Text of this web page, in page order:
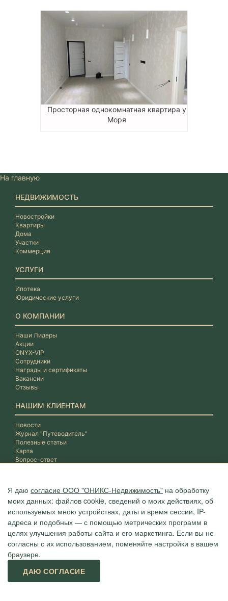
Просторная однокомнатная квартира у
Моря
Я даю согласие ООО "ОНИКС-Недвижимость" на обработку
моих данных: файлов cookie, сведений о моих действиях, об
используемых мною устройствах, даты и время сессии, IP-
адреса и подобных — с помощью метрических программ в
целях улучшения работы сайта и его маркетинга. Если вы не
согласны с их использованием, поменяйте настройки в вашем
браузере.
ДАЮ СОГЛАСИЕ
На главную
НЕДВИЖИМОСТЬ
Новостройки
Квартиры
Дома
Участки
Коммерция
УСЛУГИ
Ипотека
Юридические услуги
О КОМПАНИИ
Наши Лидеры
Акции
ONYX-VIP
Сотрудники
Награды и сертификаты
Вакансии
Отзывы
НАШИМ КЛИЕНТАМ
Новости
Журнал "Путеводитель"
Полезные статьи
Карта
Вопрос-ответ
г. Сочи, ул.Навагинская, 3/4 (4 этаж), тел. +7 (862) 296-06-07